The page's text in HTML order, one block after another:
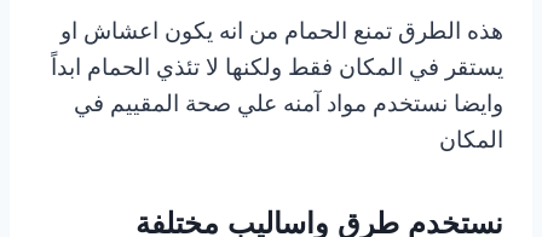
هذه الطرق تمنع الحمام من انه يكون اعشاش او
يستقر في المكان فقط ولكنها لا تئذي الحمام ابداً
وايضا نستخدم مواد آمنه علي صحة المقييم في
المكان
نستخدم طرق واساليب مختلفة